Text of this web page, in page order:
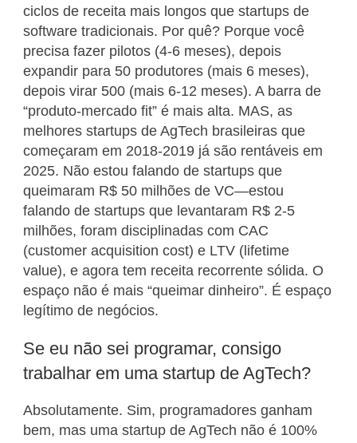
ciclos de receita mais longos que startups de
software tradicionais. Por quê? Porque você
precisa fazer pilotos (4-6 meses), depois
expandir para 50 produtores (mais 6 meses),
depois virar 500 (mais 6-12 meses). A barra de
“produto-mercado fit” é mais alta. MAS, as
melhores startups de AgTech brasileiras que
começaram em 2018-2019 já são rentáveis em
2025. Não estou falando de startups que
queimaram R$ 50 milhões de VC—estou
falando de startups que levantaram R$ 2-5
milhões, foram disciplinadas com CAC
(customer acquisition cost) e LTV (lifetime
value), e agora tem receita recorrente sólida. O
espaço não é mais “queimar dinheiro”. É espaço
legítimo de negócios.
Se eu não sei programar, consigo
trabalhar em uma startup de AgTech?
Absolutamente. Sim, programadores ganham
bem, mas uma startup de AgTech não é 100%